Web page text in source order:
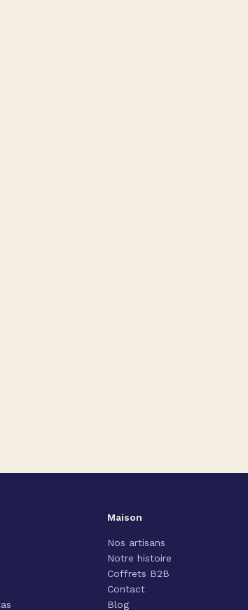
Maison
Nos artisans
Notre histoire
Coffrets B2B
Contact
Blog